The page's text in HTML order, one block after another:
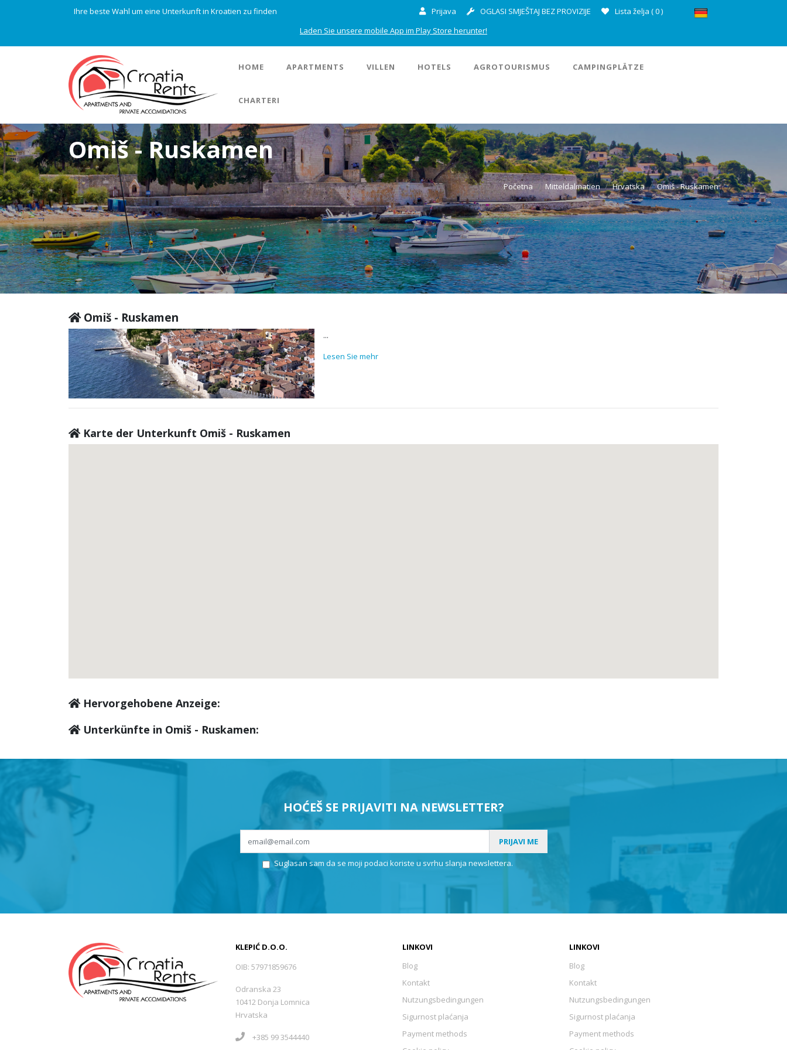
Ihre beste Wahl um eine Unterkunft in Kroatien zu finden Prijava OGLASI SMJEŠTAJ BEZ PROVIZIJE Lista želja (0)
Laden Sie unsere mobile App im Play Store herunter!
HOME APARTMENTS VILLEN HOTELS AGROTOURISMUS CAMPINGPLÄTZE
CHARTERI
Omiš - Ruskamen
Početna Mitteldalmatien Hrvatska Omiš - Ruskamen
Omiš - Ruskamen
...
Lesen Sie mehr
Karte der Unterkunft Omiš - Ruskamen
Hervorgehobene Anzeige:
Unterkünfte in Omiš - Ruskamen:
HOĆEŠ SE PRIJAVITI NA NEWSLETTER?
PRIJAVI ME
Suglasan sam da se moji podaci koriste u svrhu slanja newslettera.
KLEPIĆ D.O.O.
OIB: 57971859676
Odranska 23
10412 Donja Lomnica
Hrvatska
+385 99 3544440
LINKOVI
Blog
Kontakt
Nutzungsbedingungen
Sigurnost plaćanja
Payment methods
LINKOVI
Blog
Kontakt
Nutzungsbedingungen
Sigurnost plaćanja
Payment methods